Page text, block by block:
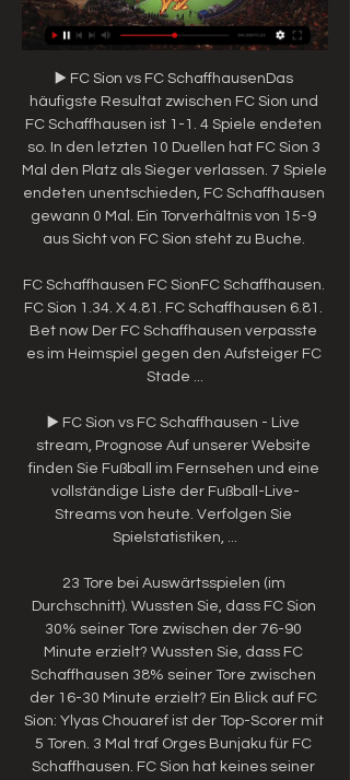
▶️ FC Sion vs FC SchaffhausenDas
häufigste Resultat zwischen FC Sion und
FC Schaffhausen ist 1-1. 4 Spiele endeten
so. In den letzten 10 Duellen hat FC Sion 3
Mal den Platz als Sieger verlassen. 7 Spiele
endeten unentschieden, FC Schaffhausen
gewann 0 Mal. Ein Torverhältnis von 15-9
aus Sicht von FC Sion steht zu Buche.
FC Schaffhausen FC SionFC Schaffhausen.
FC Sion 1.34. X 4.81. FC Schaffhausen 6.81.
Bet now Der FC Schaffhausen verpasste
es im Heimspiel gegen den Aufsteiger FC
Stade ...
▶️ FC Sion vs FC Schaffhausen - Live
stream, Prognose Auf unserer Website
finden Sie Fußball im Fernsehen und eine
vollständige Liste der Fußball-Live-
Streams von heute. Verfolgen Sie
Spielstatistiken, ...
23 Tore bei Auswärtsspielen (im
Durchschnitt). Wussten Sie, dass FC Sion
30% seiner Tore zwischen der 76-90
Minute erzielt? Wussten Sie, dass FC
Schaffhausen 38% seiner Tore zwischen
der 16-30 Minute erzielt? Ein Blick auf FC
Sion: Ylyas Chouaref ist der Top-Scorer mit
5 Toren. 3 Mal traf Orges Bunjaku für FC
Schaffhausen. FC Sion hat keines seiner